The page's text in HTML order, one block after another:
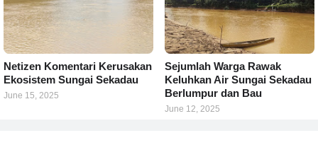
Netizen Komentari Kerusakan
Ekosistem Sungai Sekadau
June 15, 2025
Sejumlah Warga Rawak
Keluhkan Air Sungai Sekadau
Berlumpur dan Bau
June 12, 2025